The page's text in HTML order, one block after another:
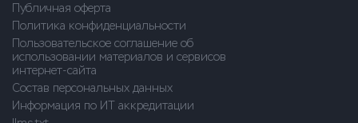
Публичная оферта
Политика конфиденциальности
Пользовательское соглашение об
использовании материалов и сервисов
интернет-сайта
Состав персональных данных
Информация по ИТ аккредитации